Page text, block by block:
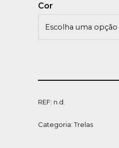
Cor
REF: n.d.
Categoria:Trelas